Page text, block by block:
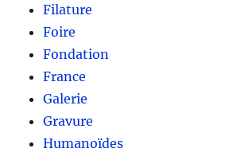
Filature
Foire
Fondation
France
Galerie
Gravure
Humanoïdes